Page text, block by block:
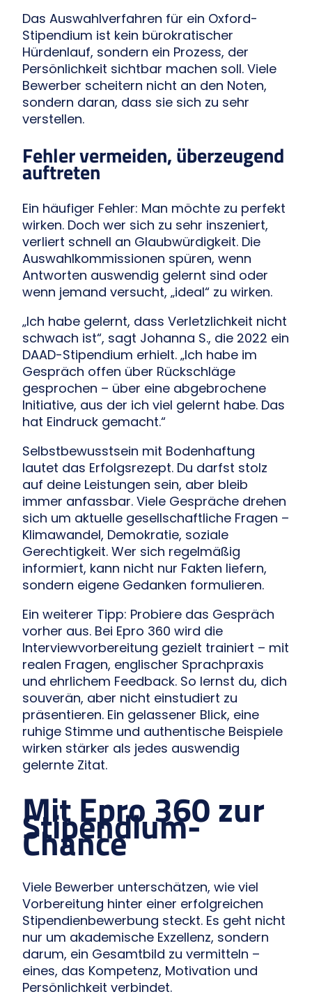
Das Auswahlverfahren für ein Oxford-
Stipendium ist kein bürokratischer
Hürdenlauf, sondern ein Prozess, der
Persönlichkeit sichtbar machen soll. Viele
Bewerber scheitern nicht an den Noten,
sondern daran, dass sie sich zu sehr
verstellen.
Fehler vermeiden, überzeugend
auftreten
Ein häufiger Fehler: Man möchte zu perfekt
wirken. Doch wer sich zu sehr inszeniert,
verliert schnell an Glaubwürdigkeit. Die
Auswahlkommissionen spüren, wenn
Antworten auswendig gelernt sind oder
wenn jemand versucht, „ideal“ zu wirken.
„Ich habe gelernt, dass Verletzlichkeit nicht
schwach ist“, sagt Johanna S., die 2022 ein
DAAD-Stipendium erhielt. „Ich habe im
Gespräch offen über Rückschläge
gesprochen – über eine abgebrochene
Initiative, aus der ich viel gelernt habe. Das
hat Eindruck gemacht.“
Selbstbewusstsein mit Bodenhaftung
lautet das Erfolgsrezept. Du darfst stolz
auf deine Leistungen sein, aber bleib
immer anfassbar. Viele Gespräche drehen
sich um aktuelle gesellschaftliche Fragen –
Klimawandel, Demokratie, soziale
Gerechtigkeit. Wer sich regelmäßig
informiert, kann nicht nur Fakten liefern,
sondern eigene Gedanken formulieren.
Ein weiterer Tipp: Probiere das Gespräch
vorher aus. Bei Epro 360 wird die
Interviewvorbereitung gezielt trainiert – mit
realen Fragen, englischer Sprachpraxis
und ehrlichem Feedback. So lernst du, dich
souverän, aber nicht einstudiert zu
präsentieren. Ein gelassener Blick, eine
ruhige Stimme und authentische Beispiele
wirken stärker als jedes auswendig
gelernte Zitat.
Mit Epro 360 zur
Stipendium-
Chance
Viele Bewerber unterschätzen, wie viel
Vorbereitung hinter einer erfolgreichen
Stipendienbewerbung steckt. Es geht nicht
nur um akademische Exzellenz, sondern
darum, ein Gesamtbild zu vermitteln –
eines, das Kompetenz, Motivation und
Persönlichkeit verbindet.